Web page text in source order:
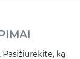
ką